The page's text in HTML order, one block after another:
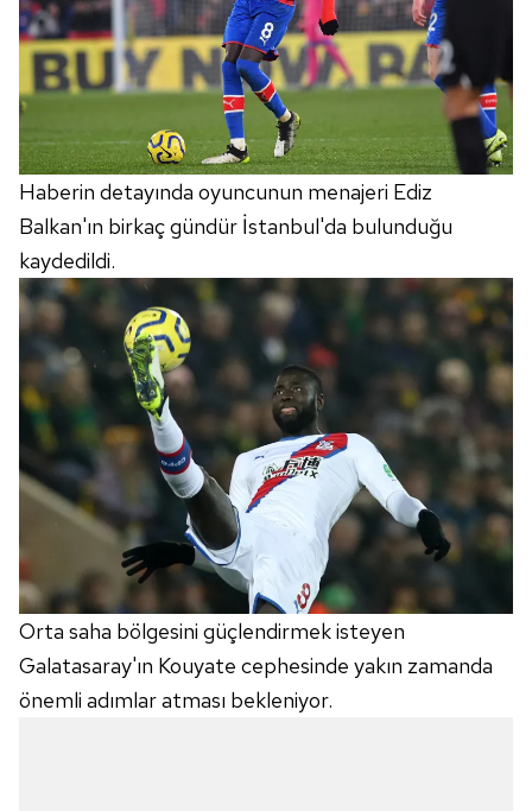
Haberin detayında oyuncunun menajeri Ediz
Balkan'ın birkaç gündür İstanbul'da bulunduğu
kaydedildi.
Orta saha bölgesini güçlendirmek isteyen
Galatasaray'ın Kouyate cephesinde yakın zamanda
önemli adımlar atması bekleniyor.